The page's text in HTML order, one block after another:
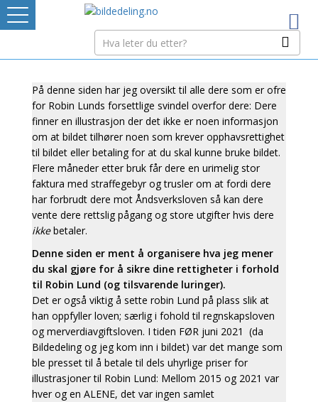
Bildedelere
PRISSETTING
GRATIS BILDER
Ditt Tannhjul
På denne siden har jeg oversikt til alle dere som er ofre
for Robin Lunds forsettlige svindel overfor dere: Dere
finner en illustrasjon der det ikke er noen informasjon
om at bildet tilhører noen som krever opphavsrettighet
til bildet eller betaling for at du skal kunne bruke bildet.
Flere måneder etter bruk får dere en urimelig stor
faktura med straffegebyr og trusler om at fordi dere
har forbrudt dere mot Åndsverksloven så kan dere
vente dere rettslig pågang og store utgifter hvis dere
ikkebetaler.
Denne siden er ment å organisere hva jeg mener
du skal gjøre for å sikre dine rettigheter i forhold
til Robin Lund (og tilsvarende luringer).
Det er også viktig å sette robin Lund på plass slik at
han oppfyller loven; særlig i fohold til regnskapsloven
og merverdiavgiftsloven. I tiden FØR juni 2021 (da
Bildedeling og jeg kom inn i bildet) var det mange som
ble presset til å betale til dels uhyrlige priser for
illustrasjoner til Robin Lund: Mellom 2015 og 2021 var
hver og en ALENE, det var ingen samlet
Logg inn
Mistet ditt passord?